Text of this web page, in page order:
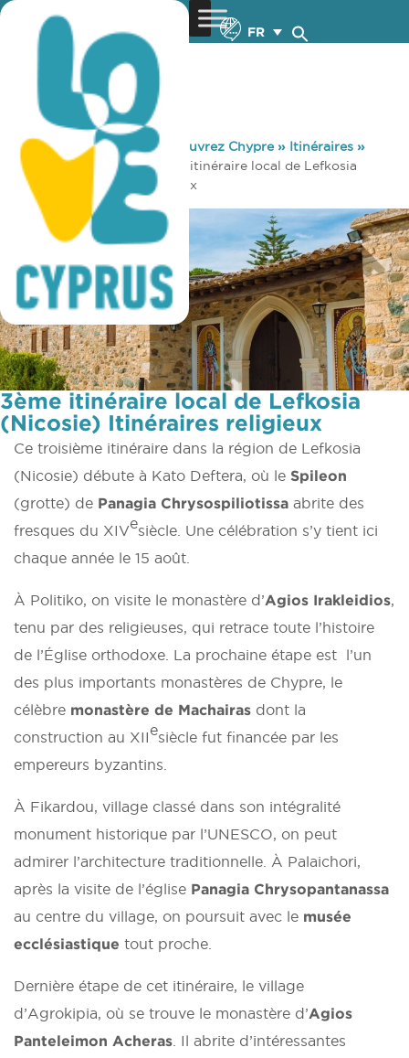
FR
You are here: Home »Découvrez Chypre» Itinéraires »
Itinéraires religieux»3ème itinéraire local de Lefkosia
(Nicosie) Itinéraires religieux
3ème itinéraire local de Lefkosia
(Nicosie) Itinéraires religieux
Ce troisième itinéraire dans la région de Lefkosia
(Nicosie) débute à Kato Deftera, où le Spileon
(grotte) de Panagia Chrysospiliotissa abrite des
fresques du XIVesiècle. Une célébration s’y tient ici
chaque année le 15 août.
À Politiko, on visite le monastère d’Agios Irakleidios,
tenu par des religieuses, qui retrace toute l’histoire
de l’Église orthodoxe. La prochaine étape est l’un
des plus importants monastères de Chypre, le
célèbre monastère de Machairas dont la
construction au XIIesiècle fut financée par les
empereurs byzantins.
À Fikardou, village classé dans son intégralité
monument historique par l’UNESCO, on peut
admirer l’architecture traditionnelle. À Palaichori,
après la visite de l’église Panagia Chrysopantanassa
au centre du village, on poursuit avec le musée
ecclésiastique tout proche.
Dernière étape de cet itinéraire, le village
d’Agrokipia, où se trouve le monastère d’Agios
Panteleimon Acheras . Il abrite d’intéressantes